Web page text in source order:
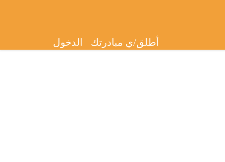
أطلق/ي مبادرتك الدخول